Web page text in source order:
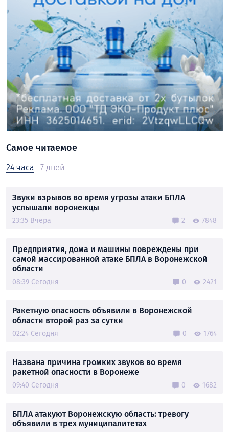
Самое читаемое
24 часа 7 дней
Звуки взрывов во время угрозы атаки БПЛА
услышали воронежцы
23:35 Вчера 2 7848
Предприятия, дома и машины повреждены при
самой массированной атаке БПЛА в Воронежской
области
08:39 Сегодня 0 2421
Ракетную опасность объявили в Воронежской
области второй раз за сутки
02:24 Сегодня 0 1764
Названа причина громких звуков во время
ракетной опасности в Воронеже
09:40 Сегодня 0 1682
БПЛА атакуют Воронежскую область: тревогу
объявили в трех муниципалитетах